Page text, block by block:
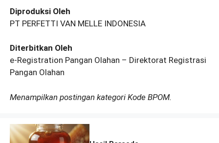
Diproduksi Oleh
PT PERFETTI VAN MELLE INDONESIA
Diterbitkan Oleh
e-Registration Pangan Olahan – Direktorat Registrasi
Pangan Olahan
Menampilkan postingan kategori Kode BPOM.